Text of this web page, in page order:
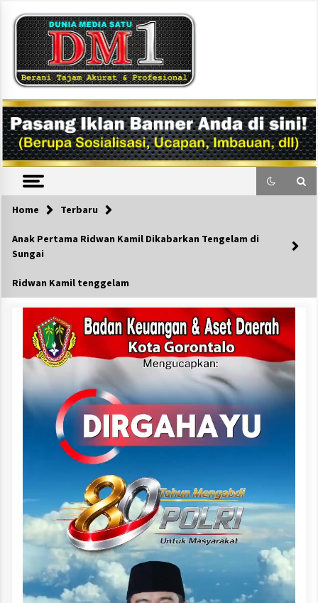
content
DM1
Home Terbaru
Anak Pertama Ridwan Kamil Dikabarkan Tengelam di
Sungai
Ridwan Kamil tenggelam